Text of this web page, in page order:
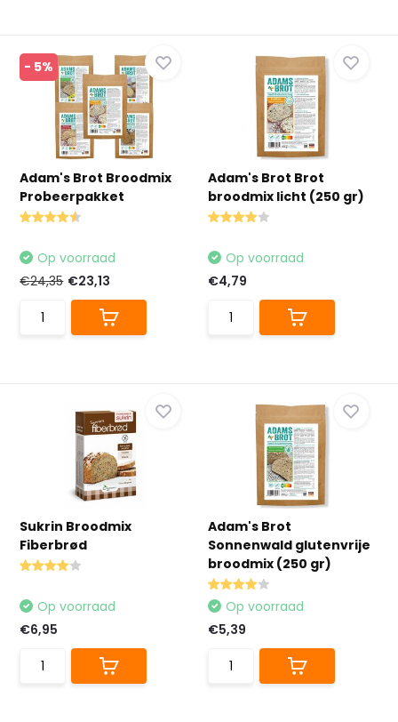
- 5%
Adam's Brot Broodmix
Probeerpakket
Op voorraad
€24,35 €23,13
Adam's Brot Brot
broodmix licht (250 gr)
Op voorraad
€4,79
Sukrin Broodmix
Fiberbrød
Op voorraad
€6,95
Adam's Brot
Sonnenwald glutenvrije
broodmix (250 gr)
Op voorraad
€5,39